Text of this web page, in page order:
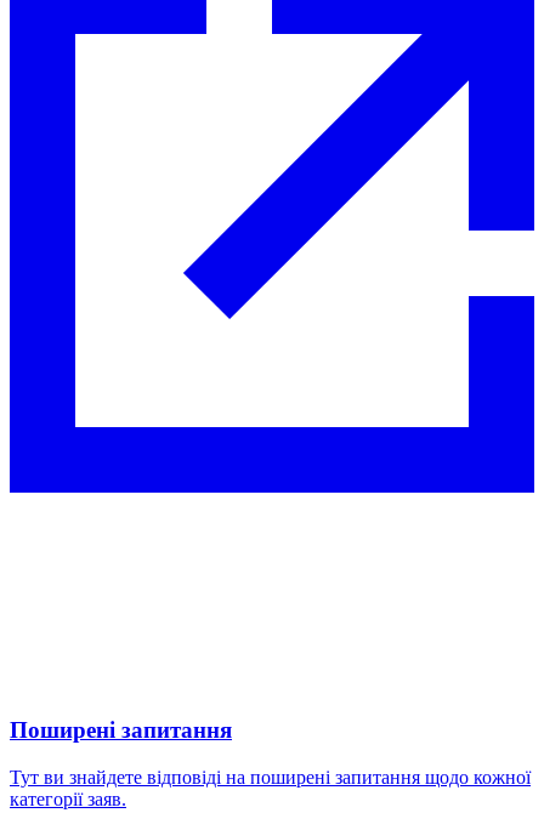
Поширені запитання
Тут ви знайдете відповіді на поширені запитання щодо кожної
категорії заяв.